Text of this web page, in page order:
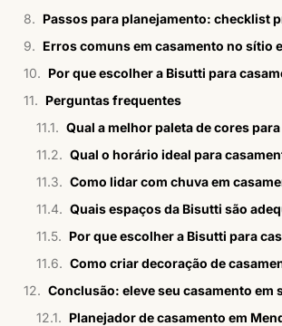
Passos para planejamento: checklist
Erros comuns em casamento no sítio
Perguntas frequentes
Qual o horário ideal para
Como lidar com chuva em